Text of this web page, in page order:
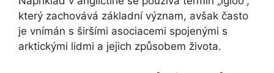
který zachovává základní význam, avšak často
je vnímán s širšími asociacemi spojenými s
arktickými lidmi a jejich způsobem života.